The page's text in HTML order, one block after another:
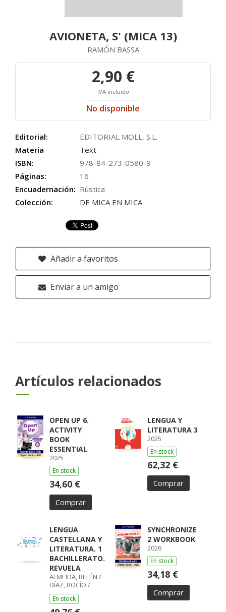
AVIONETA, S' (MICA 13)
RAMÓN BASSA
2,90 €
IVA incluido
No disponible
Editorial:
EDITORIAL MOLL, S.L.
Materia
Text
ISBN:
978-84-273-0580-9
Páginas:
16
Encuadernación: Rústica
Colección:
DE MICA EN MICA
Añadir a favoritos
Enviar a un amigo
Artículos relacionados
OPEN UP 6.
ACTIVITY
BOOK
ESSENTIAL
2025
En stock
34,60 €
Comprar
LENGUA Y
LITERATURA 3
2025
En stock
62,32 €
Comprar
LENGUA
CASTELLANA Y
LITERATURA. 1
BACHILLERATO.
REVUELA
ALMEIDA, BELÉN /
DÍAZ, ROCÍO /
GUMIEL, SILVIA /
PÉREZ, ISABEL /
BOYANO,
En stock
SYNCHRONIZE
2 WORKBOOK
2026
En stock
34,18 €
Comprar